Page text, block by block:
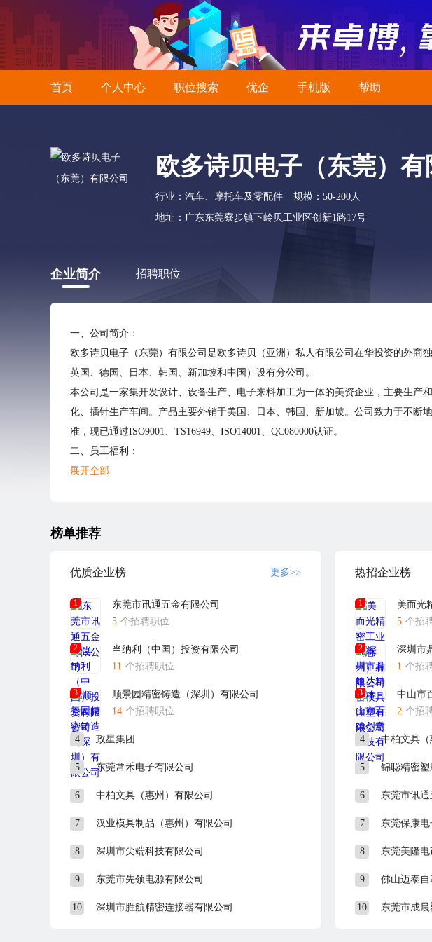
首页 个人中心 职位搜索 优企 手机版 帮助
欧多诗贝电子（东莞）
行业：汽车、摩托车及零配件
规模：50-200人
地址：广东东莞寮步镇下岭贝工业区创新1路17号
企业简介 招聘职位
一、公司简介：
欧多诗贝电子（东莞）有限公司是欧多诗贝（亚洲）私人有限公司在华投资的外商
英国、德国、日本、韩国、新加坡和中国）设有分公司。
本公司是一家集开发设计、设备生产、电子来料加工为一体的美资企业，主要生
化、插针生产车间。产品主要外销于美国、日本、韩国、新加坡。公司致力于不
准，现已通过ISO9001、TS16949、ISO14001、QC080000认证。
二、员工福利：
1、车间员工五天八小时制，超出工时按劳动法计算加班费；办公室职员实行双休，
4、按照国家法律规定享有法定假期及年假。每月有生日派队，逢节假日发放礼品，
公司因业务发展需要，发布此招聘信息，诚邀您的加入！
请求职者通过卓博人才网招聘系统应聘本公司的职位，或者通过本公司在卓博人
所在地以外地点对求职者进行面试，请知悉。
展开全部
榜单推荐
优质企业榜 更多>>
1
东莞市讯通五金有限公司
5 个招聘职位
2
当纳利（中国）投资有限公司
11 个招聘职位
3
顺景园精密铸造（深圳）有限公司
14 个招聘职位
4 政星集团
5 东莞常禾电子有限公司
6 中柏文具（惠州）有限公司
7 汉业模具制品（惠州）有限公司
8 深圳市尖端科技有限公司
9 东莞市先领电源有限公司
10 深圳市胜航精密连接器有限公司
热招企业榜
1
美而光
5 个招
2
深圳市
1 个招
3
中山市
2 个招
4 中柏文具（
5 锦聪精密塑
6 东莞市讯通
7 东莞保康电
8 东莞美隆电
9 佛山迈泰自
10 东莞市成